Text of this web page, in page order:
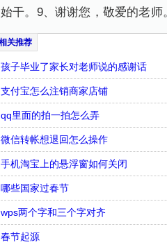
始干。9、谢谢您，敬爱的老师
孩子毕业了家长对老师说的感谢话
支付宝怎么注销商家店铺
qq里面的拍一拍怎么弄
微信转帐想退回怎么操作
手机淘宝上的悬浮窗如何关闭
哪些国家过春节
wps两个字和三个字对齐
春节起源